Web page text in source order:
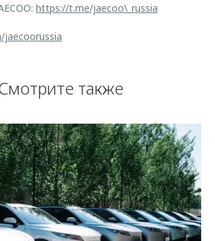
https://t.me/jaecoo\_russia
также